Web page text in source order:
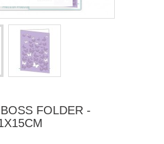
FOLDER -